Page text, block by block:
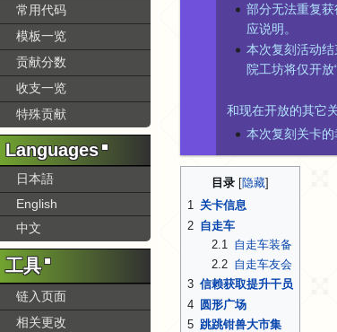
部分无法重复
应说明。
本次复刻活动
院工坊将仅开放
和现在开放的其它
本次复刻关卡
目录
1 关卡信息
2 自走车
2.1
自走车装备
2.2 自走车友会
3 信赖获取提升干员
4 圆形广场
5 跳跳钳兽大市集
常用代码
模板一览
贡献分数
收支一览
特殊贡献
Languages
日本語
English
中文
工具
链入页面
相关更改